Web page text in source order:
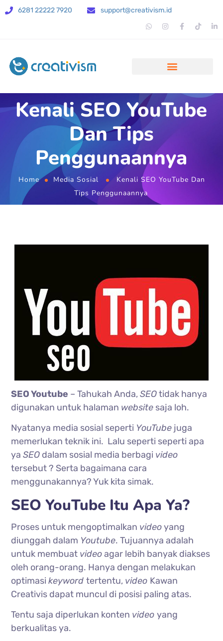
6281 22222 7920 support@creativism.id
Kenali SEO YouTube
Dan Tips
Penggunaannya
Home Media Sosial
Kenali SEO YouTube Dan
Tips Penggunaannya
SEO Youtube – Tahukah Anda,SEOtidak hanya
digunakan untuk halaman website saja loh.
Nyatanya media sosial seperti YouTube juga
memerlukan teknik ini. Lalu seperti seperti apa
yaSEO dalam sosial media berbagi video
tersebut ? Serta bagaimana cara
menggunakannya? Yuk kita simak.
SEO YouTube Itu Apa Ya?
Proses untuk mengoptimalkan videoyang
diunggah dalam Youtube. Tujuannya adalah
untuk membuat videoagar lebih banyak diakses
oleh orang-orang. Hanya dengan melakukan
optimasikeywordtertentu, video Kawan
Creativis dapat muncul di posisi paling atas.
Tentu saja diperlukan konten videoyang
berkualitas ya.